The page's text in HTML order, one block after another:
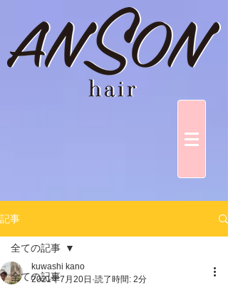
記事
全ての記事
全ての記事
kuwashi kano
2021年7月20日 読了時間: 2分